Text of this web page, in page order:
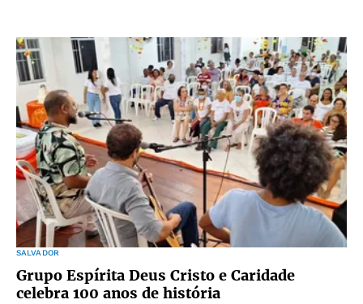
SALVADOR
Grupo Espírita Deus Cristo e Caridade
celebra 100 anos de história